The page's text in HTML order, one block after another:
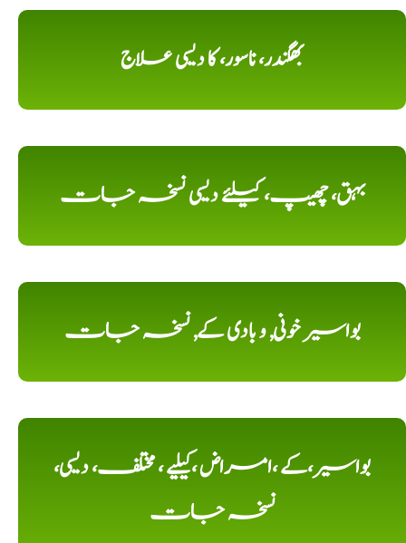
بھگندر، ناسور، کا دیسی علاج
بہق، چھیپ، کیلئے دیسی نسخہ جات
بواسیر خونی, و بادی کے, نسخہ جات
بواسیر،کے ،امراض ،کیلیے ، مختلف، دیسی،
نسخہ جات